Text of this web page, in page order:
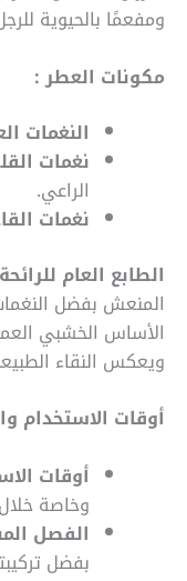
ومفعمًا بالحيوية
مكونات العطر:
النغمات
نغمات
الراعي.
نغمات
الطابع العام
المنعش بفضل
الأساس الخشبي
ويعكس النقاء
أوقات الاستخدام
أوقات
وخاصة
الفصل
بفضل